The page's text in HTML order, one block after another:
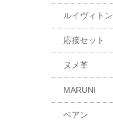
ルイヴィトン
応接セット
ヌメ革
MARUNI
ベアン